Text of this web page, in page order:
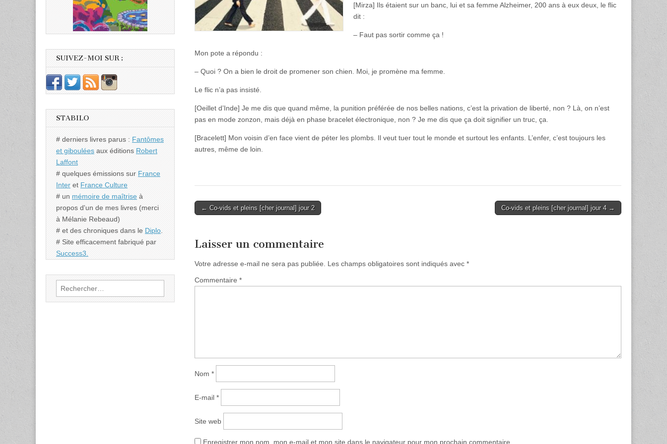
[Mirza] Ils étaient sur un banc, lui et sa femme Alzheimer, 200 ans à eux deux, le flic
dit :
– Faut pas sortir comme ça !
Mon pote a répondu :
– Quoi ? On a bien le droit de promener son chien. Moi, je promène ma femme.
Le flic n’a pas insisté.
[Oeillet d’Inde] Je me dis que quand même, la punition préférée de nos belles nations, c’est la privation de liberté, non ? Là, on n’est
pas en mode zonzon, mais déjà en phase bracelet électronique, non ? Je me dis que ça doit signifier un truc, ça.
[Bracelett] Mon voisin d’en face vient de péter les plombs. Il veut tuer tout le monde et surtout les enfants. L’enfer, c’est toujours les
autres, même de loin.
Post
← Co-vids et pleins [cher journal] jour 2 Co-vids et pleins [cher journal] jour 4 →
Laisser un commentaire
Votre adresse e-mail ne sera pas publiée. Les champs obligatoires sont indiqués avec *
Commentaire *
Nom *
E-mail *
Site web
Enregistrer mon nom, mon e-mail et mon site dans le navigateur pour mon prochain commentaire.
SUIVEZ-MOI SUR :
STABILO
# derniers livres parus : Fantômes
et giboulées aux éditions Robert
Laffont
# quelques émissions sur France
Inter et France Culture
# un mémoire de maîtrise à
propos d'un de mes livres (merci
à Mélanie Rebeaud)
# et des chroniques dans le Diplo
# Site efficacement fabriqué par
Success3.
Rechercher :